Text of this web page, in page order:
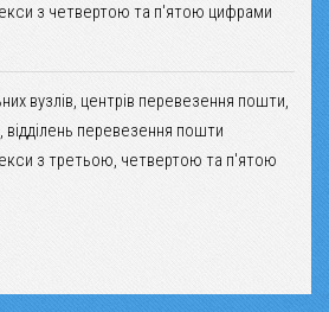
з четвертою та п'ятою цифрами
вузлів, центрів перевезення пошти,
відділень перевезення пошти
з третьою, четвертою та п'ятою